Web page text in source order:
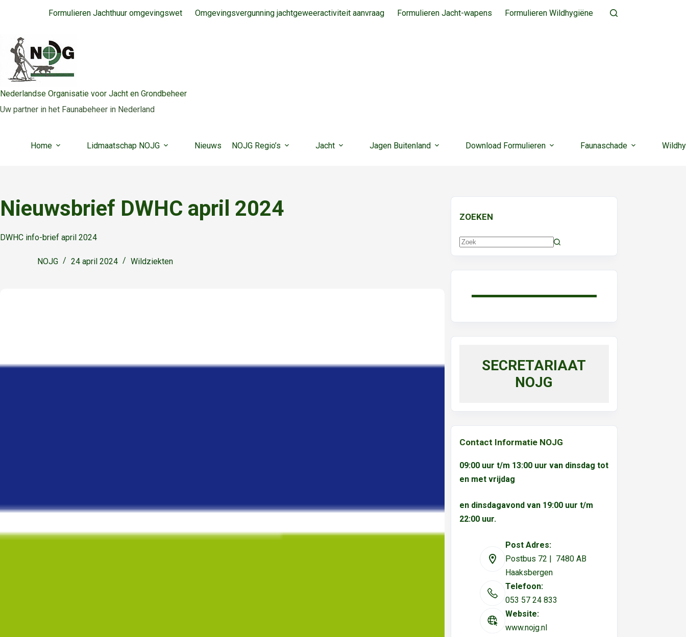
inhoud
Formulieren Jachthuur omgevingswet Omgevingsvergunning jachtgeweeractiviteit aanvraag Formulieren Jacht-wapens Formulieren Wildhygiëne
Nederlandse Organisatie voor Jacht en Grondbeheer
Uw partner in het Faunabeheer in Nederland
Home Lidmaatschap NOJG Nieuws NOJG Regio’s Jacht Jagen Buitenland Download Formulieren Faunaschade
Nieuwsbrief DWHC april 2024
DWHC info-brief april 2024
NOJG 24 april 2024 Wildziekten
ZOEKEN
Geen
SECRETARIAAT
NOJG
Contact Informatie NOJG
09:00 uur t/m 13:00 uur van dinsdag tot
en met vrijdag
en dinsdagavond van 19:00 uur t/m
22:00 uur.
Post Adres:
Postbus 72 | 7480 AB
Haaksbergen
Telefoon:
053 57 24 833
Website:
www.nojg.nl